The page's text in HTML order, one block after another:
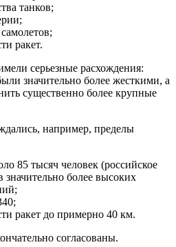
танков;
ракет.
серьезные расхождения:
значительно более жесткими, а
существенно более крупные
например, пределы
85 тысяч человек (российское
более высоких
ракет до примерно 40 км.
согласованы.